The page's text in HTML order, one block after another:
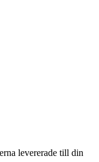
levererade till din